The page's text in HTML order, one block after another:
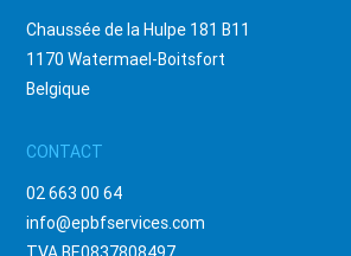
Chaussée de la Hulpe 181 B11
1170 Watermael-Boitsfort
Belgique
CONTACT
02 663 00 64
info@epbfservices.com